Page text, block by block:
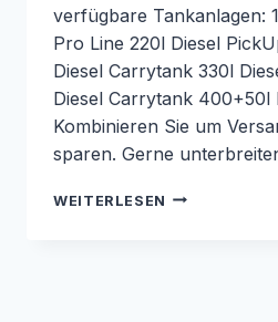
verfügbare Tankanlagen:
Pro Line 220l Diesel
Diesel Carrytank 330l
Diesel Carrytank 400+50l
Kombinieren Sie um
sparen. Gerne
WEITERLESEN MOBILE